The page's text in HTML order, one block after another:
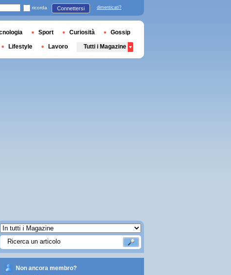
Non ancora membro?
ricorda Connettersi dimenticati?
Sport Curiosità Gossip
Lifestyle Lavoro Tutti i Magazine